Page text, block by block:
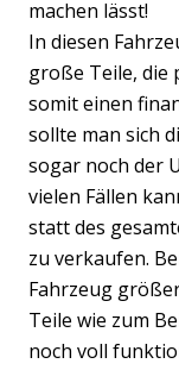
machen lässt!
In diesen
große Teile, die
somit einen
sollte man sich
sogar noch der
vielen Fällen
statt des
zu verkaufen.
Fahrzeug
Teile wie zum
noch voll